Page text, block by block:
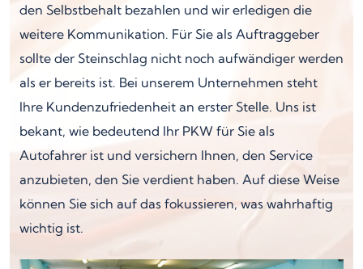
den Selbstbehalt bezahlen und wir erledigen die
weitere Kommunikation. Für Sie als Auftraggeber
sollte der Steinschlag nicht noch aufwändiger werden
als er bereits ist. Bei unserem Unternehmen steht
Ihre Kundenzufriedenheit an erster Stelle. Uns ist
bekant, wie bedeutend Ihr PKW für Sie als
Autofahrer ist und versichern Ihnen, den Service
anzubieten, den Sie verdient haben. Auf diese Weise
können Sie sich auf das fokussieren, was wahrhaftig
wichtig ist.